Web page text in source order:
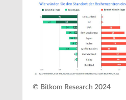
© Bitkom Research 2024